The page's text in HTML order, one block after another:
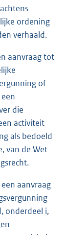
ordening
verhaald.
aanvraag tot
of
die
activiteit
als bedoeld
van de Wet
aanvraag
onderdeel i,